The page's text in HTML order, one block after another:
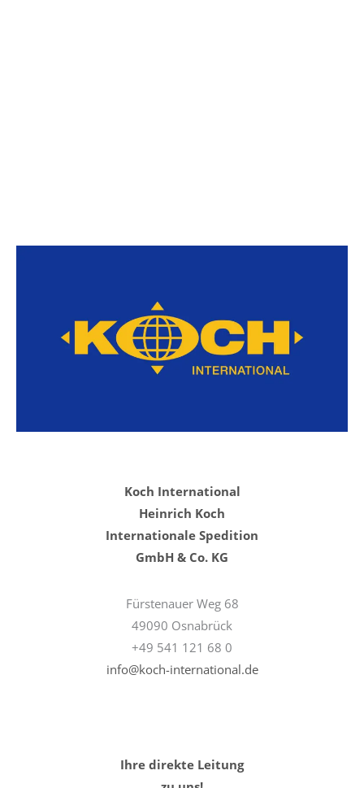
Koch International
Heinrich Koch
Internationale Spedition
GmbH & Co. KG
Fürstenauer Weg 68
49090 Osnabrück
+49 541 121 68 0
info@koch-international.de
Ihre direkte Leitung